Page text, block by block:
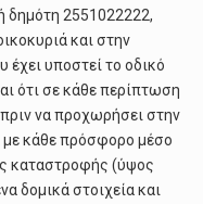
δημότη 2551022222,
και στην
έχει υποστεί το οδικό
ότι σε κάθε περίπτωση
να προχωρήσει στην
με κάθε πρόσφορο μέσο
καταστροφής (ύψος
δομικά στοιχεία και